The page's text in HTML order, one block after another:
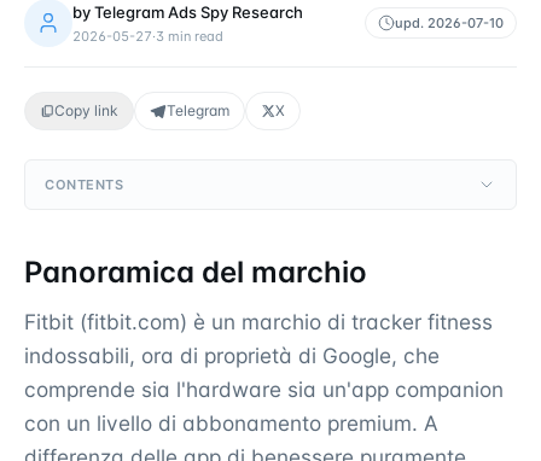
byTelegram Ads Spy Research
2026-05-27·3 min read
upd. 2026-07-10
Copy link Telegram X
CONTENTS
Panoramica del marchio
Fitbit (fitbit.com) è un marchio di tracker fitness
indossabili, ora di proprietà di Google, che
comprende sia l'hardware sia un'app companion
con un livello di abbonamento premium. A